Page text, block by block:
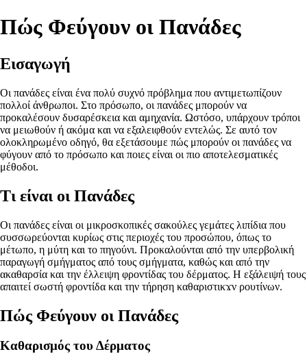
Πώς Φεύγουν οι Πανάδες
Εισαγωγή
Οι πανάδες είναι ένα πολύ συχνό πρόβλημα που αντιμετωπίζουν
πολλοί άνθρωποι. Στο πρόσωπο, οι πανάδες μπορούν να
προκαλέσουν δυσαρέσκεια και αμηχανία. Ωστόσο, υπάρχουν τρόποι
να μειωθούν ή ακόμα και να εξαλειφθούν εντελώς. Σε αυτό τον
ολοκληρωμένο οδηγό, θα εξετάσουμε πώς μπορούν οι πανάδες να
φύγουν από το πρόσωπο και ποιες είναι οι πιο αποτελεσματικές
μέθοδοι.
Τι είναι οι Πανάδες
Οι πανάδες είναι οι μικροσκοπικές σακούλες γεμάτες λιπίδια που
συσσωρεύονται κυρίως στις περιοχές του προσώπου, όπως το
μέτωπο, η μύτη και το πηγούνι. Προκαλούνται από την υπερβολική
παραγωγή σμήγματος από τους σμήγματα, καθώς και από την
ακαθαρσία και την έλλειψη φροντίδας του δέρματος. Η εξάλειψή τους
απαιτεί σωστή φροντίδα και την τήρηση καθαριστικϫν ρουτίνων.
Πώς Φεύγουν οι Πανάδες
Καθαρισμός του Δέρματος